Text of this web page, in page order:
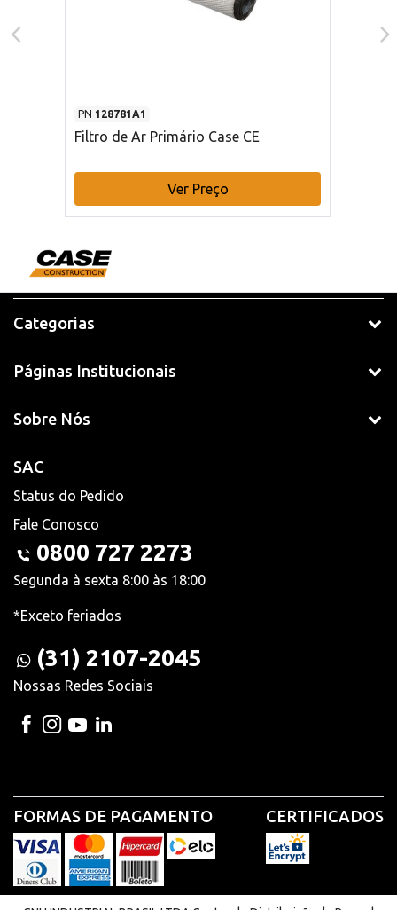
PN 128781A1
Filtro de Ar Primário Case CE
Ver Preço
Categorias
Páginas Institucionais
Sobre Nós
SAC
Status do Pedido
Fale Conosco
0800 727 2273
Segunda à sexta 8:00 às 18:00
*Exceto feriados
(31) 2107-2045
Nossas Redes Sociais
FORMAS DE PAGAMENTO CERTIFICADOS